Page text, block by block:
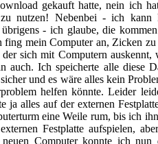
gekauft hatte, nein ich
nutzen! Nebenbei - ich kann
- ich glaube, die
fing mein Computer an, Zicken
sich mit Computern
auch. Ich speicherte alle diese
und es wäre alles kein
helfen könnte. Leider
ja alles auf der externen
eine Weile rum, bis ich
Festplatte aufspielen,
Computer konnte ich nun